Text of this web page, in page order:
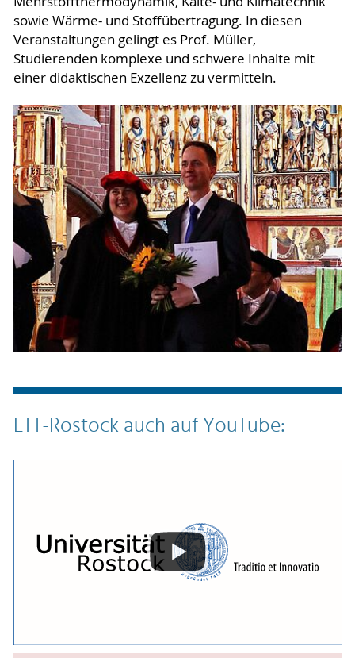
sowie Wärme- und Stoffübertragung. In diesen
Veranstaltungen gelingt es Prof. Müller,
Studierenden komplexe und schwere Inhalte mit
einer didaktischen Exzellenz zu vermitteln.
LTT-Rostock auch auf YouTube: